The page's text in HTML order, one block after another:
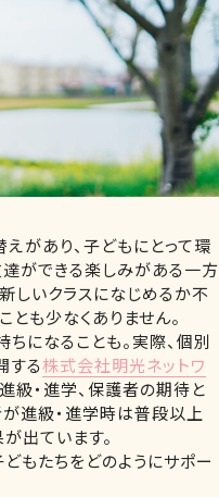
があり、子どもにとって環
ができる楽しみがある一方
しいクラスになじめるか不
とも少なくありません。
になることも。実際、個別
する株式会社明光ネットワ
級・進学、保護者の期待と
進級・進学時は普段以上
出ています。
もたちをどのようにサポー